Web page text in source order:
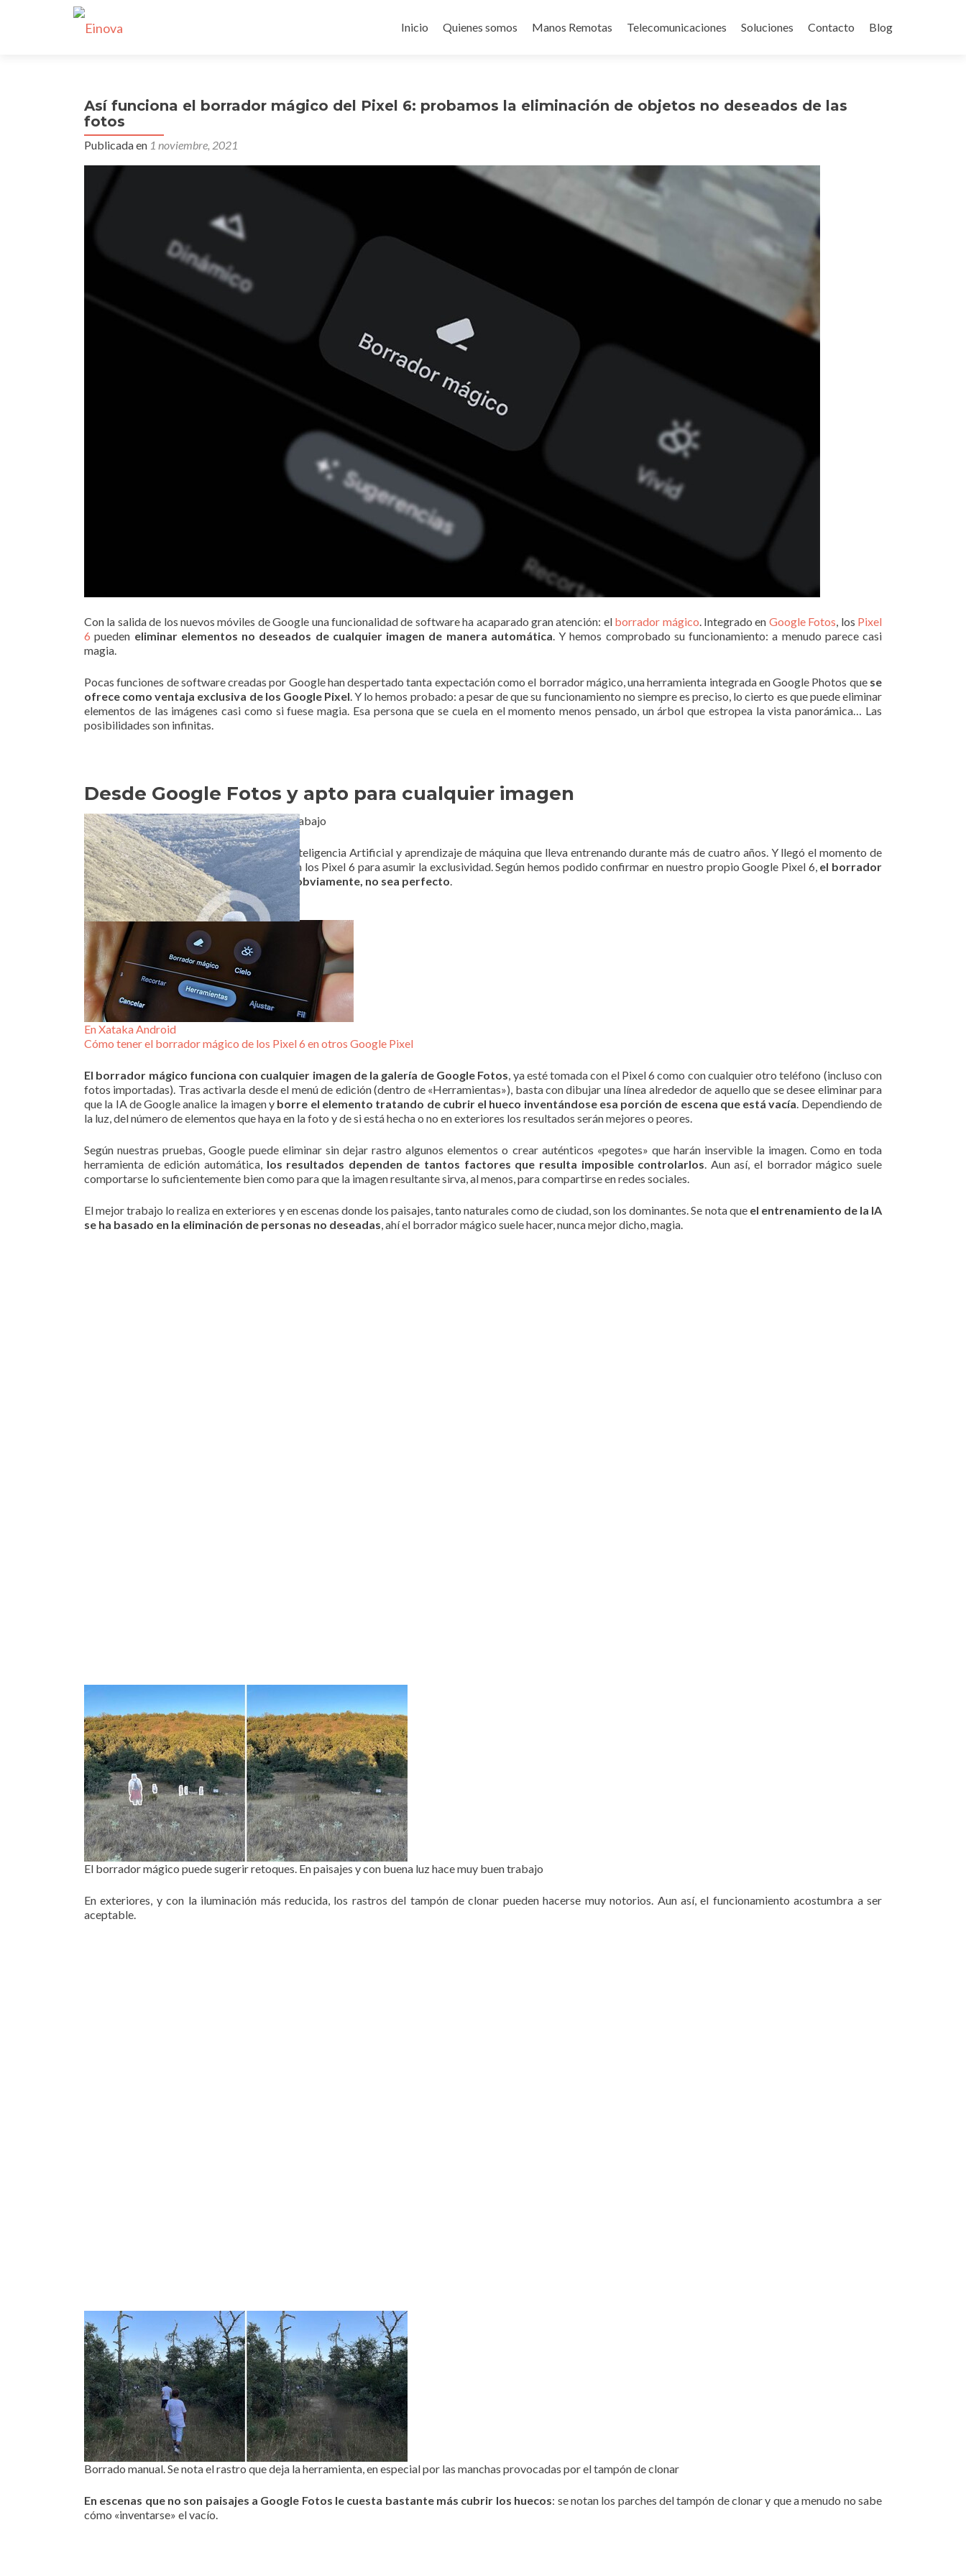
al
Inicio Quienes somos Manos Remotas Telecomunicaciones Soluciones Contacto Blog
Así funciona el borrador mágico del Pixel 6: probamos la eliminación de objetos no deseados de las
fotos
Publicada en 1 noviembre, 2021
Con la salida de los nuevos móviles de Google una funcionalidad de software ha acaparado gran atención: el borrador mágico. Integrado en Google Fotos, los Pixel
6 pueden eliminar elementos no deseados de cualquier imagen de manera automática. Y hemos comprobado su funcionamiento: a menudo parece casi
magia.
Pocas funciones de software creadas por Google han despertado tanta expectación como el borrador mágico, una herramienta integrada en Google Photos que se
ofrece como ventaja exclusiva de los Google Pixel. Y lo hemos probado: a pesar de que su funcionamiento no siempre es preciso, lo cierto es que puede eliminar
elementos de las imágenes casi como si fuese magia. Esa persona que se cuela en el momento menos pensado, un árbol que estropea la vista panorámica… Las
posibilidades son infinitas.
Desde Google Fotos y apto para cualquier imagen
En paisajes y con personas hace muy buen trabajo
Google ha creado una herramienta sobre Inteligencia Artificial y aprendizaje de máquina que lleva entrenando durante más de cuatro años. Y llegó el momento de
incluirla en uno de sus teléfonos, ahí estaban los Pixel 6 para asumir la exclusividad. Según hemos podido confirmar en nuestro propio Google Pixel 6, el borrador
mágico funciona muy bien por más que, obviamente, no sea perfecto.
En Xataka Android
Cómo tener el borrador mágico de los Pixel 6 en otros Google Pixel
El borrador mágico funciona con cualquier imagen de la galería de Google Fotos, ya esté tomada con el Pixel 6 como con cualquier otro teléfono (incluso con
fotos importadas). Tras activarla desde el menú de edición (dentro de «Herramientas»), basta con dibujar una línea alrededor de aquello que se desee eliminar para
que la IA de Google analice la imagen y borre el elemento tratando de cubrir el hueco inventándose esa porción de escena que está vacía. Dependiendo de
la luz, del número de elementos que haya en la foto y de si está hecha o no en exteriores los resultados serán mejores o peores.
Según nuestras pruebas, Google puede eliminar sin dejar rastro algunos elementos o crear auténticos «pegotes» que harán inservible la imagen. Como en toda
herramienta de edición automática, los resultados dependen de tantos factores que resulta imposible controlarlos. Aun así, el borrador mágico suele
comportarse lo suficientemente bien como para que la imagen resultante sirva, al menos, para compartirse en redes sociales.
El mejor trabajo lo realiza en exteriores y en escenas donde los paisajes, tanto naturales como de ciudad, son los dominantes. Se nota que el entrenamiento de la IA
se ha basado en la eliminación de personas no deseadas, ahí el borrador mágico suele hacer, nunca mejor dicho, magia.
El borrador mágico puede sugerir retoques. En paisajes y con buena luz hace muy buen trabajo
En exteriores, y con la iluminación más reducida, los rastros del tampón de clonar pueden hacerse muy notorios. Aun así, el funcionamiento acostumbra a ser
aceptable.
Borrado manual. Se nota el rastro que deja la herramienta, en especial por las manchas provocadas por el tampón de clonar
En escenas que no son paisajes a Google Fotos le cuesta bastante más cubrir los huecos: se notan los parches del tampón de clonar y que a menudo no sabe
cómo «inventarse» el vacío.